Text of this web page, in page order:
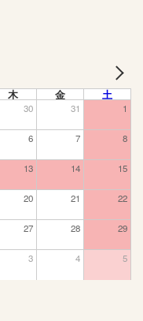
木 金 土
30 31 1
6 7 8
13 14 15
20 21 22
27 28 29
3 4 5